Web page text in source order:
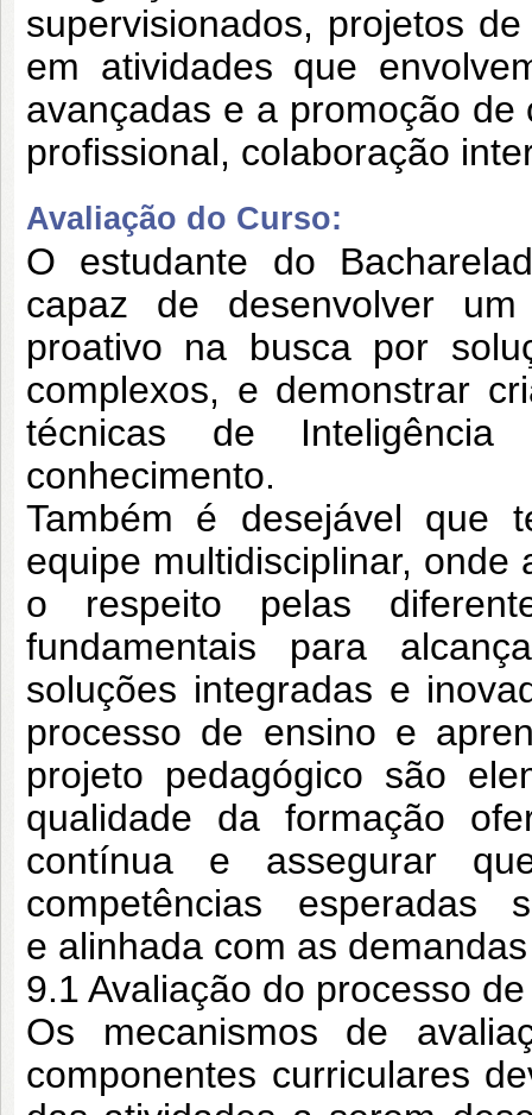
supervisionados, projetos
em atividades que
avançadas e a promoção de
profissional, colaboração
Avaliação do Curso:
O estudante do
capaz de desenvolver
proativo na busca por
complexos, e demonstrar
técnicas de
conhecimento.
Também é desejável que
equipe multidisciplinar, onde
o respeito pelas
fundamentais para
soluções integradas e
processo de ensino e
projeto pedagógico são
qualidade da formação
contínua e assegurar
competências
e alinhada com as
9.1 Avaliação do processo
Os mecanismos de
componentes curriculares